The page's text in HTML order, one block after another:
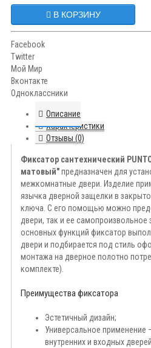
В КОРЗИНУ
Facebook
Twitter
Мой Мир
Вконтакте
Одноклассники
Описание
Характеристики
Отзывы (0)
Фиксатор сантехнический
матовый"предназначен для
межкомнатные двери. Изделие
язычка дверной защелки в
ключа. С его помощью можно
двери, так и ее самопроизвольное
основных функций фиксатор
двери и подбирается под стиль
монтажа на дверное полотно
комплекте).
Преимущества фиксатора
Эстетичный дизайн;
Универсальное
внутренних и входных